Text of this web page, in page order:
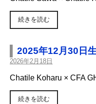
続きを読む
2025年12月30日
2026年2月18日
Chatile Koharu × CFA
続きを読む